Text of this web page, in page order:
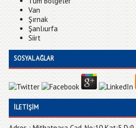
Van
Şırnak
Şanlıurfa
Siirt
SOSYAL AĞLAR
İLETIŞIM